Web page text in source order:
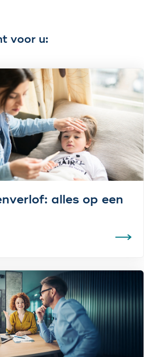
voor u:
alles op een